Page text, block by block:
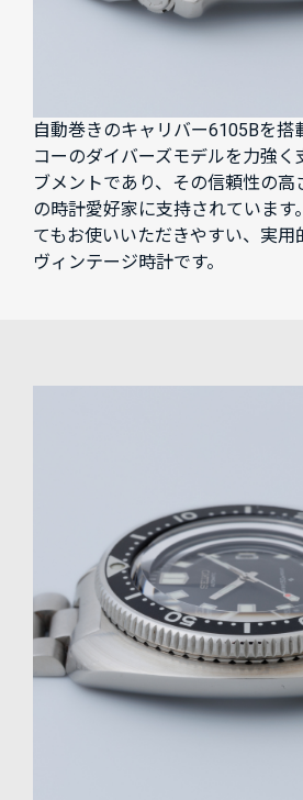
自動巻きのキャリバー6105Bを搭
コーのダイバーズモデルを力強く
ブメントであり、その信頼性の高
の時計愛好家に支持されています
てもお使いいただきやすい、実用
ヴィンテージ時計です。